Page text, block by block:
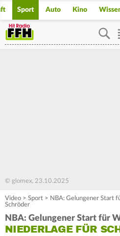
Sport Auto Kino
© glomex, 23.10.2025
Video > Sport > NBA: Gelungener Start
Schröder
NBA: Gelungener Start für
NIEDERLAGE FÜR